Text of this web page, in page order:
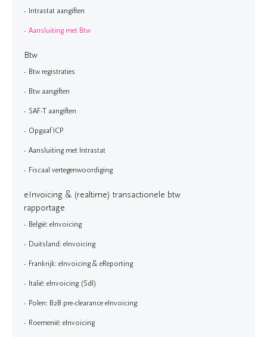
Intrastat aangiften
Aansluiting met Btw
Btw
Btw registraties
Btw aangiften
SAF-T aangiften
Opgaaf ICP
Aansluiting met Intrastat
Fiscaal vertegenwoordiging
eInvoicing & (realtime) transactionele btw
rapportage
België: eInvoicing
Duitsland: eInvoicing
Frankrijk: eInvoicing & eReporting
Italië: eInvoicing (SdI)
Polen: B2B pre-clearance eInvoicing
Roemenië: eInvoicing